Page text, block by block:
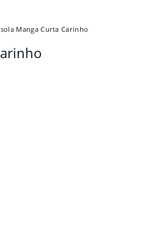
Manga Curta Carinho